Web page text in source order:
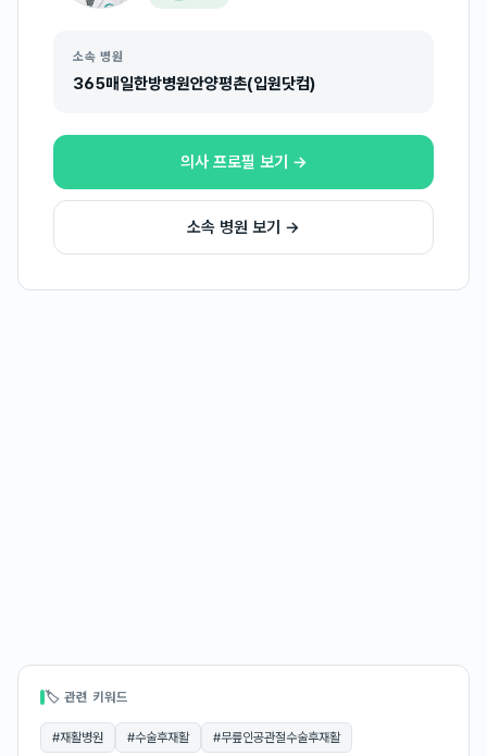
소속 병원
365매일한방병원안양평촌(입원닷컴)
의사 프로필 보기 →
소속 병원 보기 →
🏷 관련 키워드
#재활병원 #수술후재활 #무릎인공관절수술후재활